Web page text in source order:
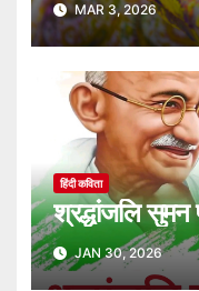
MAR 3, 2026
हिंदी कविता
श्रद्धांजलि सुमन
JAN 30, 2026